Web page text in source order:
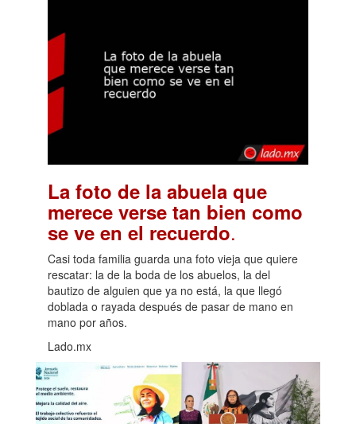
La foto de la abuela que
merece verse tan bien como
se ve en el recuerdo.
Casi toda familia guarda una foto vieja que quiere
rescatar: la de la boda de los abuelos, la del
bautizo de alguien que ya no está, la que llegó
doblada o rayada después de pasar de mano en
mano por años.
Lado.mx